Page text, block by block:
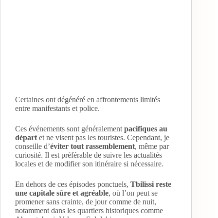
Certaines ont dégénéré en affrontements limités
entre manifestants et police.
Ces événements sont généralement pacifiques au
départ et ne visent pas les touristes. Cependant, je
conseille d’éviter tout rassemblement, même par
curiosité. Il est préférable de suivre les actualités
locales et de modifier son itinéraire si nécessaire.
En dehors de ces épisodes ponctuels, Tbilissi reste
une capitale sûre et agréable, où l’on peut se
promener sans crainte, de jour comme de nuit,
notamment dans les quartiers historiques comme